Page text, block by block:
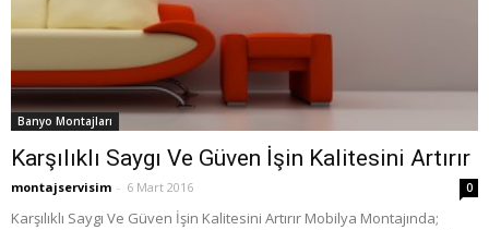
Banyo Montajları
Karşılıklı Saygı Ve Güven İşin Kalitesini Artırır
montajservisim - 6 Mart 2016 0
Karşılıklı Saygı Ve Güven İşin Kalitesini Artırır Mobilya Montajında;